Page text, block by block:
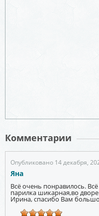
Комментарии
Опубликовано 14 декабря,
Яна
Всё очень понравилось.
парилка шикарная,во
Ирина, спасибо Вам